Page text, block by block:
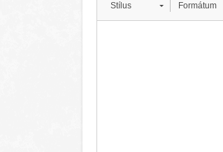
Stílus Formátum